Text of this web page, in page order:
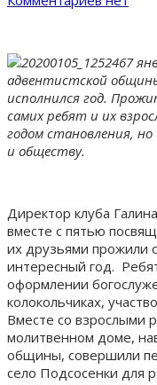
7
адвентистской
исполнился год.
самих ребят и их
годом становления,
и обществу.
Директор клуба
вместе с пятью
их друзьями прожили
интересный год.
оформлении
колокольчиках,
Вместе со взрослыми
молитвенном доме,
общины, совершили
село Подсосенки для